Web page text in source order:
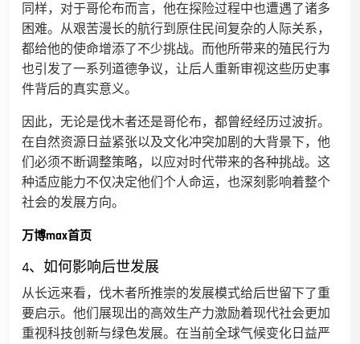
同样，对于哥伦布而言，他在探险过程中也遭遇了诸多
困难。从艰苦漫长的航行到原住民间复杂的人际关系，
都给他的使命增添了不少挑战。而他所带来的殖民行为
也引发了一系列道德争议，让后人重新审视这些历史事
件背后的真实意义。
因此，无论是伐木者还是哥伦布，都曾经经历过波折。
在自然资源日益紧张以及文化冲突加剧的大背景下，他
们必须不断调整策略，以应对时代带来的各种挑战。这
种适应能力不仅决定他们个人命运，也深刻影响着整个
社会的发展方向。
万博max首页
4、如何影响后世发展
从长远来看，伐木者所推崇的发展模式给后世留下了重
要启示。他们展现出的高效生产力激励着现代社会更加
重视科技创新与绿色发展。在当前全球气候变化日益严